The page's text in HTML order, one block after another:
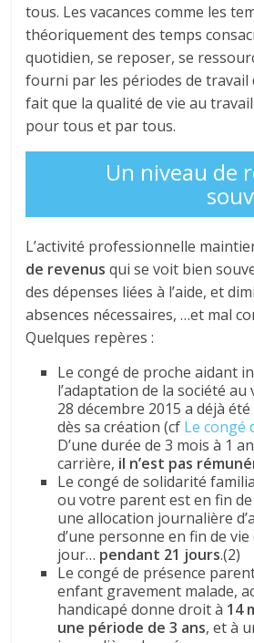
tous. Les vacances comme les
théoriquement des temps
quotidien, se reposer, se
fourni par les périodes de travail
fait que la qualité de vie au
pour tous et par tous.
Un niveau de
L’activité professionnelle
de revenus qui se voit bien
des dépenses liées à l’aide, et
absences nécessaires, …et mal
Quelques repères :
Le congé de proche aidant
l’adaptation de la société
28 décembre 2015 a déjà
dès sa création (cf Le congé
D’une durée de 3 mois à 1
carrière, il n’est pas
Le congé de solidarité
ou votre parent est en fin
une allocation journalière
d’une personne en fin de
jour… pendant 21 jours.(2)
Le congé de présence
enfant gravement malade,
handicapé donne droit à 14
une période de 3 ans, et à